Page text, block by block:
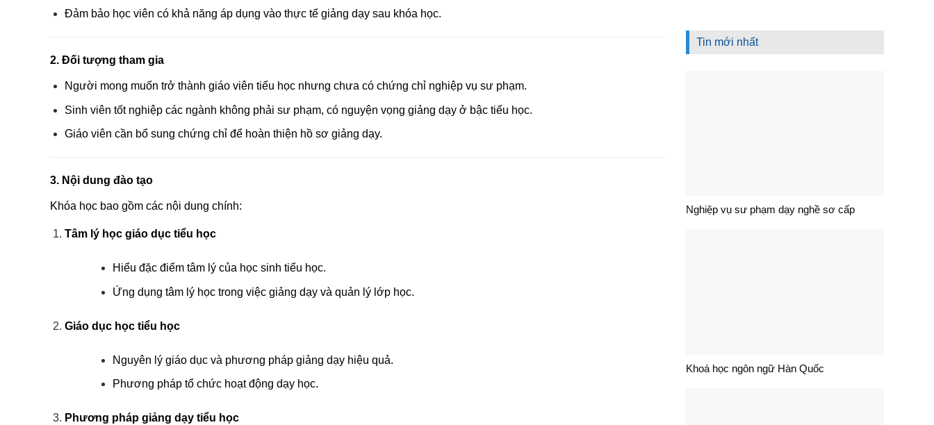
Đảm bảo học viên có khả năng áp dụng vào thực tế giảng dạy sau khóa học.
2. Đối tượng tham gia
Người mong muốn trở thành giáo viên tiểu học nhưng chưa có chứng chỉ nghiệp vụ sư phạm.
Sinh viên tốt nghiệp các ngành không phải sư phạm, có nguyện vọng giảng dạy ở bậc tiểu học.
Giáo viên cần bổ sung chứng chỉ để hoàn thiện hồ sơ giảng dạy.
3. Nội dung đào tạo
Khóa học bao gồm các nội dung chính:
Tâm lý học giáo dục tiểu học
Hiểu đặc điểm tâm lý của học sinh tiểu học.
Ứng dụng tâm lý học trong việc giảng dạy và quản lý lớp học.
Giáo dục học tiểu học
Nguyên lý giáo dục và phương pháp giảng dạy hiệu quả.
Phương pháp tổ chức hoạt động dạy học.
Phương pháp giảng dạy tiểu học
Tin mới nhất
Nghiệp vụ sư phạm dạy nghề sơ cấp
Khoá học ngôn ngữ Hàn Quốc